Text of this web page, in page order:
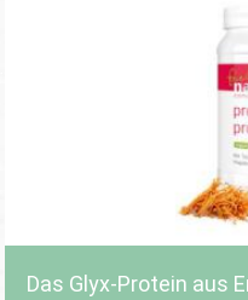
Das Glyx-Protein aus